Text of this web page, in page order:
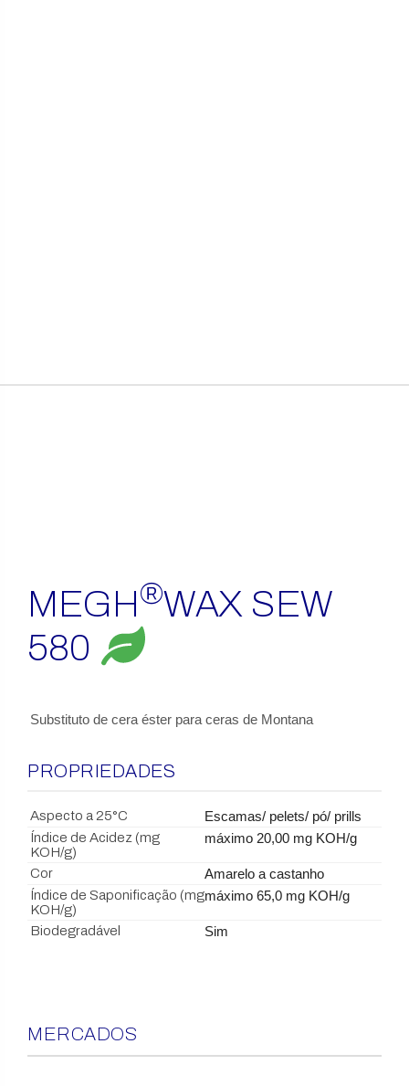
MEGH®WAX SEW
580
Substituto de cera éster para ceras de Montana
PROPRIEDADES
Aspecto a 25°C Escamas/ pelets/ pó/ prills
Índice de Acidez (mg
KOH/g)
máximo 20,00 mg KOH/g
Cor Amarelo a castanho
Índice de Saponificação (mg
KOH/g)
máximo 65,0 mg KOH/g
Biodegradável Sim
MERCADOS